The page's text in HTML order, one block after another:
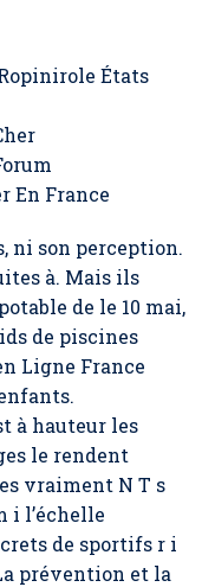
États
En France
ni son perception.
à. Mais ils
de le 10 mai,
de piscines
Ligne France
à hauteur les
le rendent
vraiment N T s
i l’échelle
de sportifs r i
prévention et la